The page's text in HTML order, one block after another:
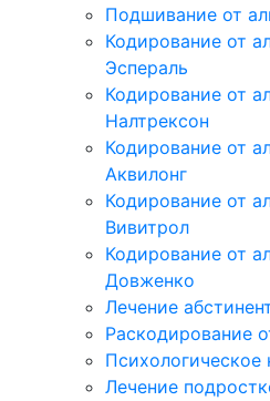
Подшивание от
Кодирование от
Эспераль
Кодирование от
Налтрексон
Кодирование от
Аквилонг
Кодирование от
Вивитрол
Кодирование от
Довженко
Лечение
Раскодирование
Психологическое
Лечение